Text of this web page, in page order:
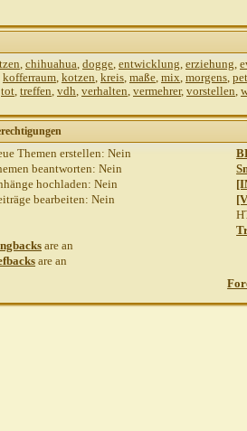
, chihuahua, dogge, entwicklung, erziehung,
kofferraum, kotzen, kreis, maße, mix, morgens,
tot, treffen, vdh, verhalten, vermehrer, vorstellen,
Themen erstellen:Nein
beantworten:Nein
hochladen:Nein
bearbeiten:Nein
arean
arean